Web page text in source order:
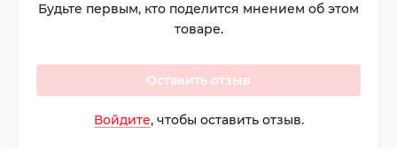
Будьте первым, кто поделится мнением об этом
товаре.
Оставить отзыв
Войдите, чтобы оставить отзыв.